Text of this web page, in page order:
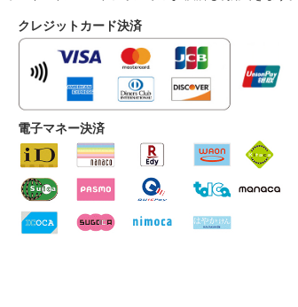
クレジットカード決済
電子マネー決済